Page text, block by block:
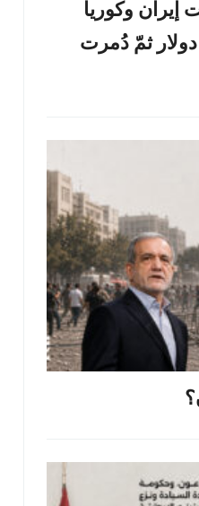
إيران وكوريا
دولار ثمّ دُمرت